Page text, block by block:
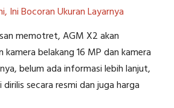
Ini Bocoran Ukuran Layarnya
memotret, AGM X2 akan
belakang 16 MP dan kamera
belum ada informasi lebih lanjut,
secara resmi dan juga harga